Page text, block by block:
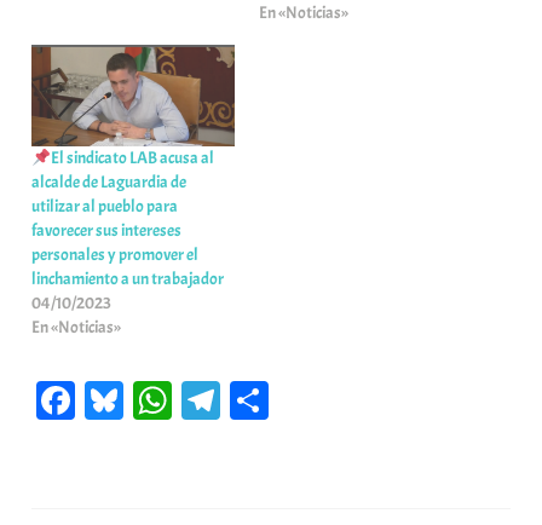
En «Noticias»
El sindicato LAB acusa al
alcalde de Laguardia de
utilizar al pueblo para
favorecer sus intereses
personales y promover el
linchamiento a un trabajador
04/10/2023
En «Noticias»
Fa Bl W Te